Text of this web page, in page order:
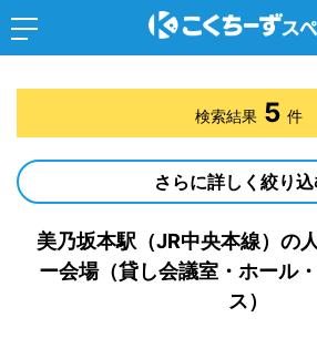
美乃坂本駅（JR中央本線）の
ー会場（貸し会議室・ホール
ス）
検索結果 5 件
さらに詳しく絞り